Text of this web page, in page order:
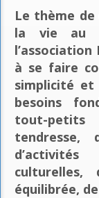
Le thème de
la vie au
à se faire
simplicité
besoins
tout-
tendresse,
culturelles,
équilibrée,